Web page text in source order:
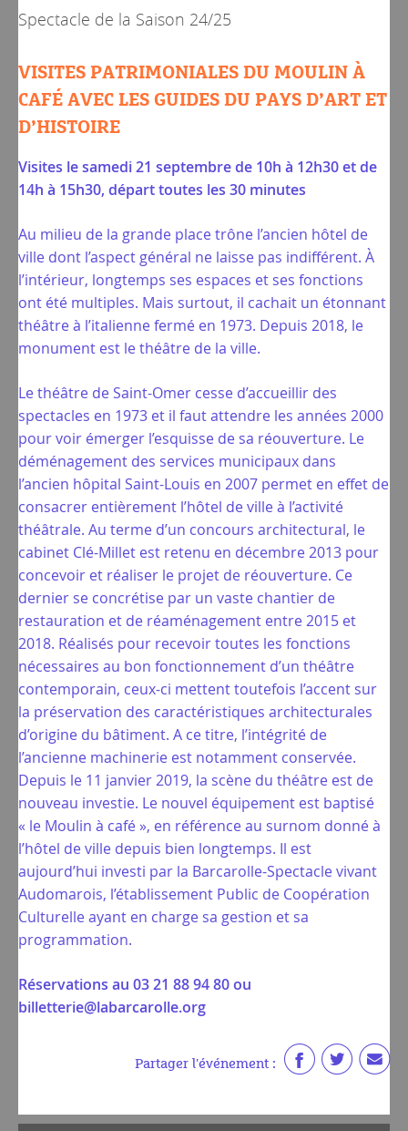
Spectacle de la Saison 24/25
VISITES PATRIMONIALES DU MOULIN À
CAFÉ AVEC LES GUIDES DU PAYS D’ART ET
D’HISTOIRE
Visites le samedi 21 septembre de 10h à 12h30 et de
14h à 15h30, départ toutes les 30 minutes
Au milieu de la grande place trône l’ancien hôtel de
ville dont l’aspect général ne laisse pas indifférent. À
l’intérieur, longtemps ses espaces et ses fonctions
ont été multiples. Mais surtout, il cachait un étonnant
théâtre à l’italienne fermé en 1973. Depuis 2018, le
monument est le théâtre de la ville.
Le théâtre de Saint-Omer cesse d’accueillir des
spectacles en 1973 et il faut attendre les années 2000
pour voir émerger l’esquisse de sa réouverture. Le
déménagement des services municipaux dans
l’ancien hôpital Saint-Louis en 2007 permet en effet de
consacrer entièrement l’hôtel de ville à l’activité
théâtrale. Au terme d’un concours architectural, le
cabinet Clé-Millet est retenu en décembre 2013 pour
concevoir et réaliser le projet de réouverture. Ce
dernier se concrétise par un vaste chantier de
restauration et de réaménagement entre 2015 et
2018. Réalisés pour recevoir toutes les fonctions
nécessaires au bon fonctionnement d’un théâtre
contemporain, ceux-ci mettent toutefois l’accent sur
la préservation des caractéristiques architecturales
d’origine du bâtiment. A ce titre, l’intégrité de
l’ancienne machinerie est notamment conservée.
Depuis le 11 janvier 2019, la scène du théâtre est de
nouveau investie. Le nouvel équipement est baptisé
« le Moulin à café », en référence au surnom donné à
l’hôtel de ville depuis bien longtemps. Il est
aujourd’hui investi par la Barcarolle-Spectacle vivant
Audomarois, l’établissement Public de Coopération
Culturelle ayant en charge sa gestion et sa
programmation.
Réservations au 03 21 88 94 80 ou
billetterie@labarcarolle.org
Partager l'événement :